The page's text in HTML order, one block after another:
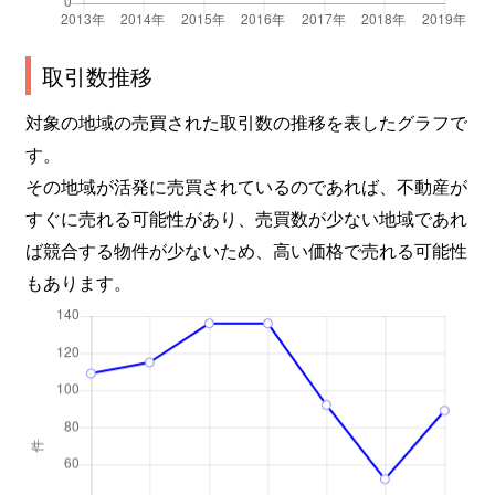
取引数推移
対象の地域の売買された取引数の推移を表したグラフで
す。
その地域が活発に売買されているのであれば、不動産が
すぐに売れる可能性があり、売買数が少ない地域であれ
ば競合する物件が少ないため、高い価格で売れる可能性
もあります。